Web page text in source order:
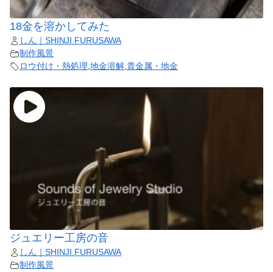
18金を溶かしてみた
しん｜SHINJI FURUSAWA
制作風景
ロウ付け・熱処理,地金溶解,貴金属・地金
ジュエリー工房の音
しん｜SHINJI FURUSAWA
制作風景